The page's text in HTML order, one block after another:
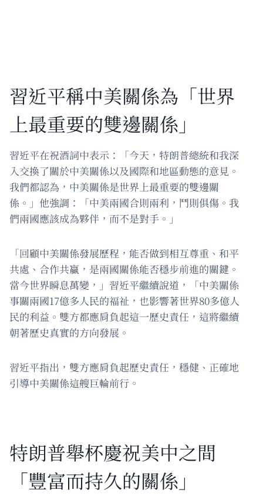
習近平稱中美關係為「世界
上最重要的雙邊關係」
習近平在祝酒詞中表示：「今天，特朗普總統和我深
入交換了關於中美關係以及國際和地區動態的意見。
我們都認為，中美關係是世界上最重要的雙邊關
係。」他強調：「中美兩國合則兩利，鬥則俱傷。我
們兩國應該成為夥伴，而不是對手。」
「回顧中美關係發展歷程，能否做到相互尊重、和平
共處、合作共贏，是兩國關係能否穩步前進的關鍵。
當今世界瞬息萬變，」習近平繼續說道，「中美關係
事關兩國17億多人民的福祉，也影響著世界80多億人
民的利益。雙方都應肩負起這一歷史責任，這將繼續
朝著歷史真實的方向發展。
習近平指出，雙方應肩負起歷史責任，穩健、正確地
引導中美關係這艘巨輪前行。
特朗普舉杯慶祝美中之間
「豐富而持久的關係」